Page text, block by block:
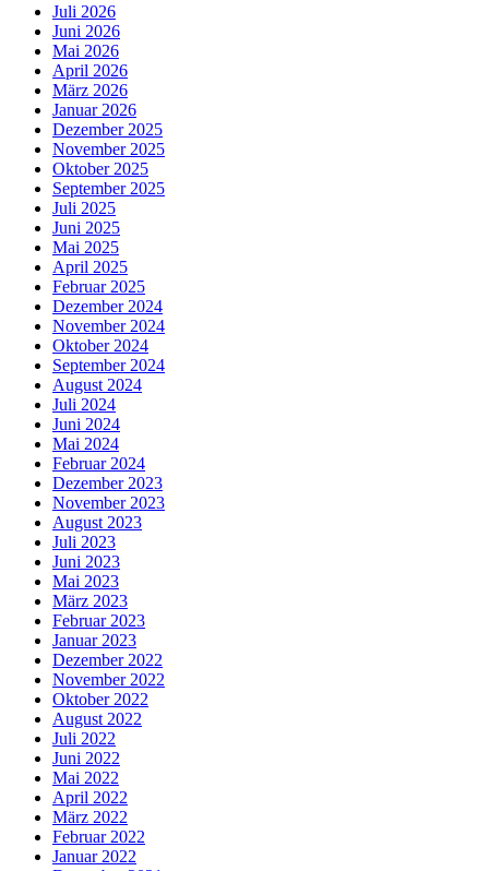
Juli 2026
Juni 2026
Mai 2026
April 2026
März 2026
Januar 2026
Dezember 2025
November 2025
Oktober 2025
September 2025
Juli 2025
Juni 2025
Mai 2025
April 2025
Februar 2025
Dezember 2024
November 2024
Oktober 2024
September 2024
August 2024
Juli 2024
Juni 2024
Mai 2024
Februar 2024
Dezember 2023
November 2023
August 2023
Juli 2023
Juni 2023
Mai 2023
März 2023
Februar 2023
Januar 2023
Dezember 2022
November 2022
Oktober 2022
August 2022
Juli 2022
Juni 2022
Mai 2022
April 2022
März 2022
Februar 2022
Januar 2022